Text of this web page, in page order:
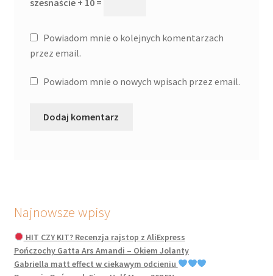
szesnaście + 10 =
Powiadom mnie o kolejnych komentarzach
przez email.
Powiadom mnie o nowych wpisach przez email.
Najnowsze wpisy
HIT CZY KIT? Recenzja rajstop z AliExpress
Pończochy Gatta Ars Amandi – Okiem Jolanty
Gabriella matt effect w ciekawym odcieniu